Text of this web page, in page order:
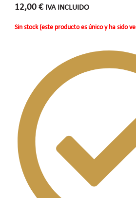
12,00 € IVA INCLUIDO
Sin stock (este producto es único y ha sido